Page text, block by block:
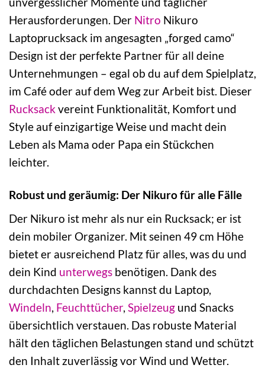
Herausforderungen. Der Nitro Nikuro
Laptoprucksack im angesagten „forged camo“
Design ist der perfekte Partner für all deine
Unternehmungen – egal ob du auf dem Spielplatz,
im Café oder auf dem Weg zur Arbeit bist. Dieser
Rucksackvereint Funktionalität, Komfort und
Style auf einzigartige Weise und macht dein
Leben als Mama oder Papa ein Stückchen
leichter.
Robust und geräumig: Der Nikuro für alle Fälle
Der Nikuro ist mehr als nur ein Rucksack; er ist
dein mobiler Organizer. Mit seinen 49 cm Höhe
bietet er ausreichend Platz für alles, was du und
dein Kind unterwegs benötigen. Dank des
durchdachten Designs kannst du Laptop,
Windeln Feuchttücher, Spielzeug und Snacks
übersichtlich verstauen. Das robuste Material
hält den täglichen Belastungen stand und schützt
den Inhalt zuverlässig vor Wind und Wetter.